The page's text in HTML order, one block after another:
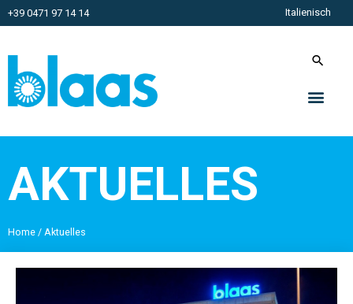
+39 0471 97 14 14 Italienisch
AKTUELLES
Home / Aktuelles